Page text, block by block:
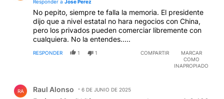
Responder a Jose Perez
No pepito, siempre te falla la memoria. El presidente
dijo que a nivel estatal no hara negocios con China,
pero los privados pueden comerciar libremente con
cualquiera. No la entendes.....
RESPONDER 1 1 COMPARTIR
MARCAR
COMO
INAPROPIADO
RA Raul Alonso 6 DE JUNIO DE 2025